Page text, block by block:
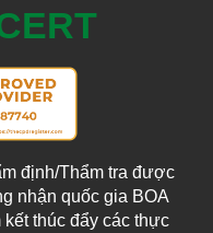
định/Thẩm tra được
nhận quốc gia BOA
kết thúc đẩy các thực